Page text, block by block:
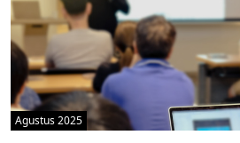
Agustus 2025